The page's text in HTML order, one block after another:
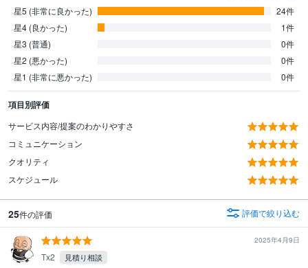
星5 (非常に良かった)
24件
星4 (良かった)
1件
星3 (普通)
0件
星2 (悪かった)
0件
星1 (非常に悪かった)
0件
項目別評価
サービス内容/提案のわかりやすさ
コミュニケーション
クオリティ
スケジュール
25件の評価 評価で絞り込む
2025年4月9日
Tx2 見積り相談